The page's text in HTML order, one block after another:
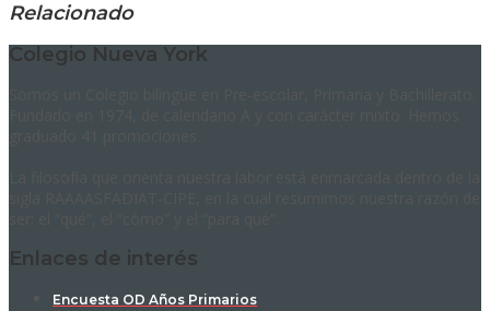
Relacionado
Colegio Nueva York
Enlaces de interés
Encuesta OD Años Primarios